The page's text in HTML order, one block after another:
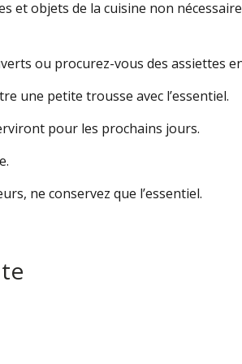
et objets de la cuisine non
ou procurez-vous des assiettes
une petite trousse avec l’essentiel.
pour les prochains jours.
ne conservez que l’essentiel.